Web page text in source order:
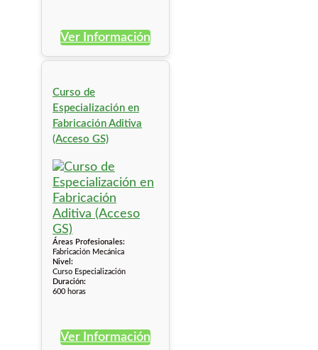
Ver Información
Curso de
Especialización en
Fabricación Aditiva
(Acceso GS)
Áreas Profesionales:
Fabricación Mecánica
Nivel:
Curso Especialización
Duración:
600 horas
Ver Información